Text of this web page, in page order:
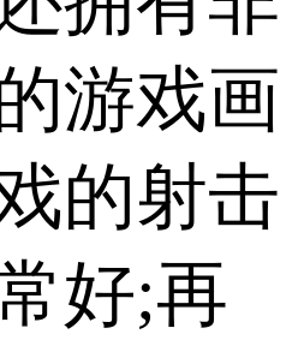
游戏画
的射击
好;再